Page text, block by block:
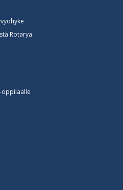
Rotarya
oppilaalle